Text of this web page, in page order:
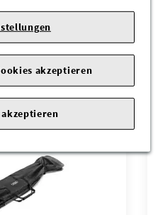
gekauft
akzeptieren